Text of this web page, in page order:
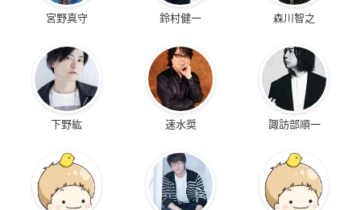
宮野真守 鈴村健一 森川智之
下野紘 速水奨 諏訪部順一